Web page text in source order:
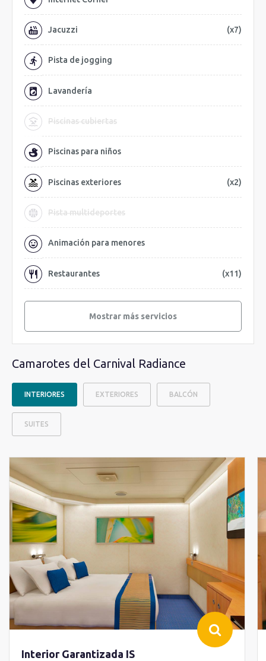
Jacuzzi (x7)
Pista de jogging
Lavandería
Piscinas cubiertas
Piscinas para niños
Piscinas exteriores (x2)
Pista multideportes
Animación para menores
Restaurantes (x11)
Mostrar más servicios
Camarotes del Carnival Radiance
INTERIORES EXTERIORES BALCÓN
SUITES
Interior Garantizada IS